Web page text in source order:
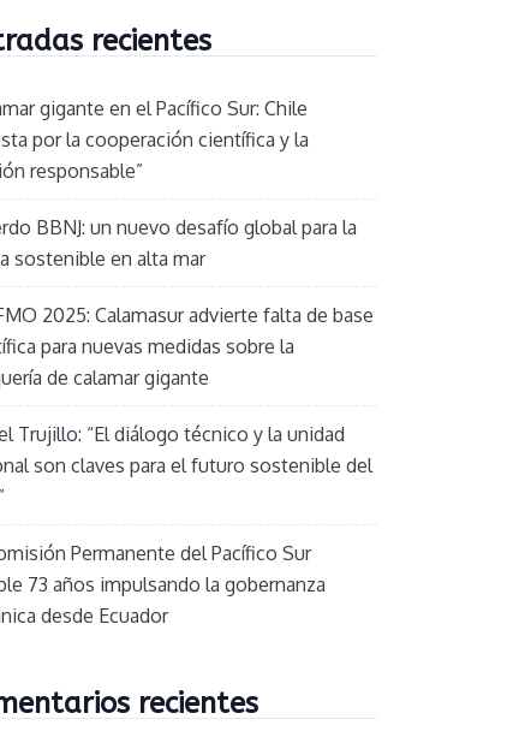
recientes
gigante en el Pacífico Sur: Chile
por la cooperación científica y la
responsable”
BBNJ: un nuevo desafío global para la
sostenible en alta mar
2025: Calamasur advierte falta de base
para nuevas medidas sobre la
de calamar gigante
Trujillo: “El diálogo técnico y la unidad
son claves para el futuro sostenible del
Permanente del Pacífico Sur
73 años impulsando la gobernanza
desde Ecuador
recientes